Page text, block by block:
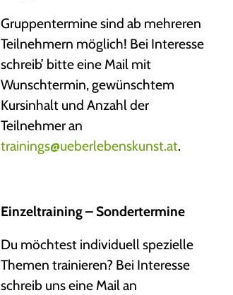
Gruppentermine sind ab mehreren
Teilnehmern möglich! Bei Interesse
schreib’ bitte eine Mail mit
Wunschtermin, gewünschtem
Kursinhalt und Anzahl der
Teilnehmer an
trainings@ueberlebenskunst.at.
Einzeltraining – Sondertermine
Du möchtest individuell spezielle
Themen trainieren? Bei Interesse
schreib uns eine Mail an